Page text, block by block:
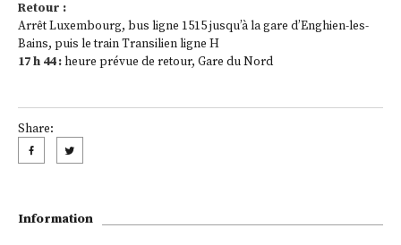
Retour :
Arrêt Luxembourg, bus ligne 1515 jusqu’à la gare d’Enghien-les-
Bains, puis le train Transilien ligne H
17 h 44 :heure prévue de retour, Gare du Nord
Share:
Information